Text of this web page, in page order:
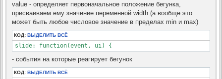
value - определяет первоначальное положение бегунка,
присваиваем ему значение переменной width (а вообще это
может быть любое числовое значение в пределах min и max)
КОД: ВЫДЕЛИТЬ ВСЁ
slide: function(event, ui) {
- события на которые реагирует бегунок
КОД: ВЫДЕЛИТЬ ВСЁ